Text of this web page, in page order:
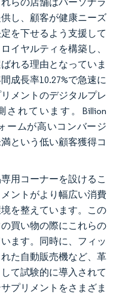
し、顧客が健康ニーズ
を下せるよう支援して
イヤルティを構築し、
れる理由となっていま
成長率10.27%で急速に
メントのデジタルプレ
されています。Billion
ームが高いコンバージ
という低い顧客獲得コ
用コーナーを設けるこ
ントがより幅広い消費
を整えています。この
買い物の際にこれらの
ます。同時に、フィッ
た自動販売機など、革
て試験的に導入されて
プリメントをさまざま